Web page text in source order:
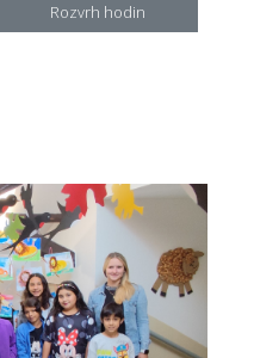
Rozvrh hodin